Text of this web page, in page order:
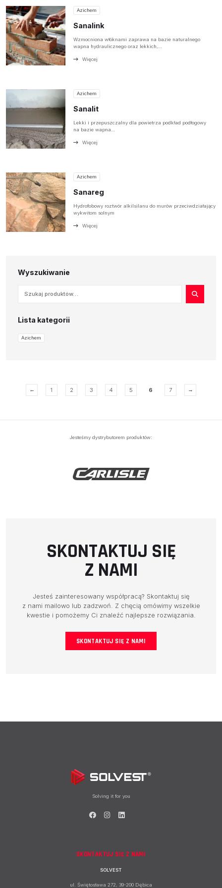
O NAS
PRODUCENCI
BAZA WIEDZY
KONTAKT
Azichem
Sanalink
Wzmocniona włóknami zaprawa na bazie naturalnego
wapna hydraulicznego oraz lekkich,…
Więcej
Azichem
Sanalit
Lekki i przepuszczalny dla powietrza podkład podłogowy
na bazie wapna…
Więcej
Azichem
Sanareg
Hydrofobowy roztwór alkilsilanu do murów przeciwdziałający
wykwitom solnym
Więcej
Wyszukiwanie
Lista kategorii
Azichem
← 1 2 3 4 5 6 7 →
Jesteśmy dystrybutorem produktów:
SKONTAKTUJ SIĘ
Z NAMI
Jesteś zainteresowany współpracą? Skontaktuj się
z nami mailowo lub zadzwoń. Z chęcią omówimy wszelkie
kwestie i pomożemy Ci znaleźć najlepsze rozwiązania.
SKONTAKTUJ SIĘ Z NAMI
Solving it for you
SKONTAKTUJ SIĘ Z NAMI
SOLVEST
ul. Świętosława 272, 39-200 Dębica